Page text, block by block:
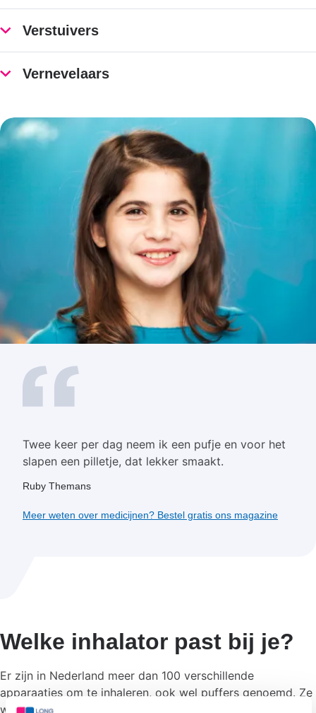
Verstuivers
Vernevelaars
Twee keer per dag neem ik een pufje en voor het
slapen een pilletje, dat lekker smaakt.
Ruby Themans
Meer weten over medicijnen? Bestel gratis ons magazine
Welke inhalator past bij je?
Er zijn in Nederland meer dan 100 verschillende
apparaatjes om te inhaleren, ook wel puffers genoemd. Ze
werken allemaal op hun eigen manier, en hebben andere